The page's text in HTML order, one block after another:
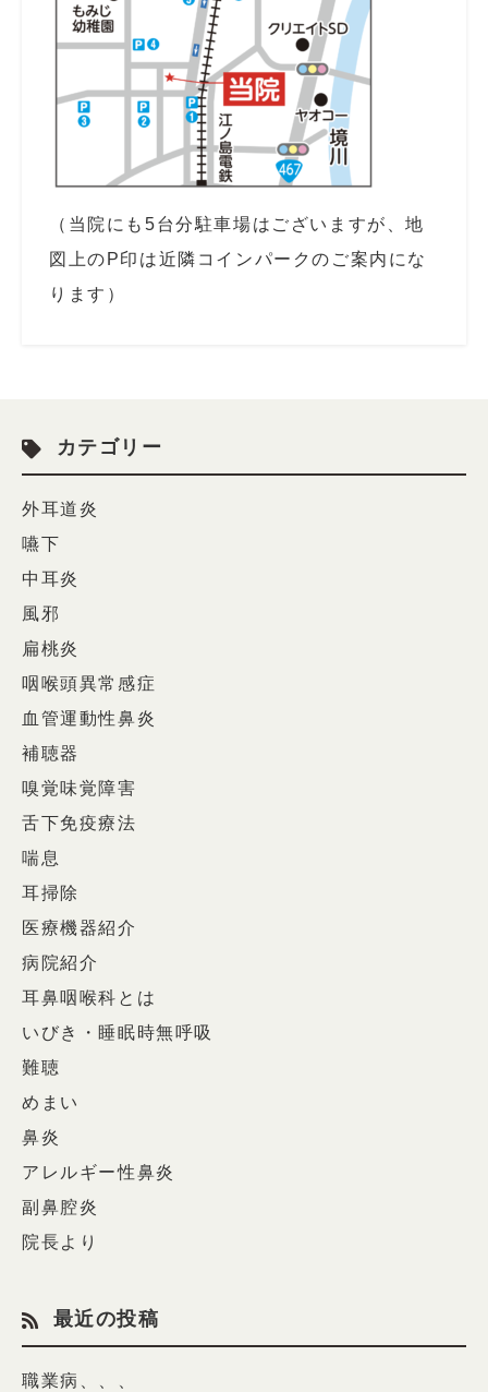
（当院にも5台分駐車場はございますが、地
図上のP印は近隣コインパークのご案内にな
ります）
カテゴリー
外耳道炎
嚥下
中耳炎
風邪
扁桃炎
咽喉頭異常感症
血管運動性鼻炎
補聴器
嗅覚味覚障害
舌下免疫療法
喘息
耳掃除
医療機器紹介
病院紹介
耳鼻咽喉科とは
いびき・睡眠時無呼吸
難聴
めまい
鼻炎
アレルギー性鼻炎
副鼻腔炎
院長より
最近の投稿
職業病、、、